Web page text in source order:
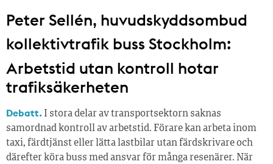
Peter Sellén, huvudskyddsombud
kollektivtrafik buss Stockholm:
Arbetstid utan kontroll hotar
trafiksäkerheten
Debatt. I stora delar av transportsektorn saknas
samordnad kontroll av arbetstid. Förare kan arbeta inom
taxi, färdtjänst eller lätta lastbilar utan färdskrivare och
därefter köra buss med ansvar för många resenärer. När